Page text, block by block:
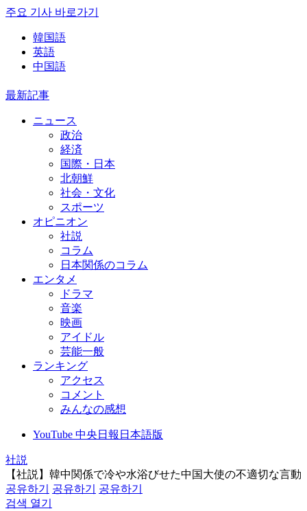
주요 기사 바로가기
韓国語
英語
中国語
最新記事
ニュース
政治
経済
国際・日本
北朝鮮
社会・文化
スポーツ
オピニオン
社説
コラム
日本関係のコラム
エンタメ
ドラマ
音楽
映画
アイドル
芸能一般
ランキング
アクセス
コメント
みんなの感想
YouTube 中央日報日本語版
社説
【社説】韓中関係で冷や水浴びせた中国大使の不適切な言動
공유하기
공유하기
공유하기
검색 열기